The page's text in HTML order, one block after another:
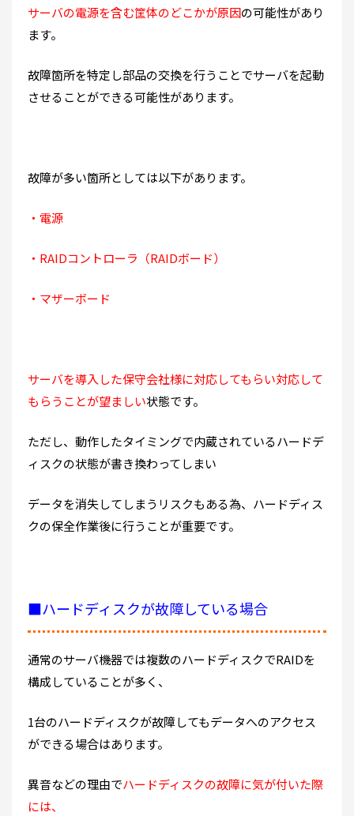
サーバの電源を含む筐体のどこかが原因の可能性があり
ます。
故障箇所を特定し部品の交換を行うことでサーバを起動
させることができる可能性があります。
故障が多い箇所としては以下があります。
・電源
・RAIDコントローラ（RAIDボード）
・マザーボード
サーバを導入した保守会社様に対応してもらい対応して
もらうことが望ましい状態です。
ただし、動作したタイミングで内蔵されているハードデ
ィスクの状態が書き換わってしまい
データを消失してしまうリスクもある為、ハードディス
クの保全作業後に行うことが重要です。
■ハードディスクが故障している場合
通常のサーバ機器では複数のハードディスクでRAIDを
構成していることが多く、
1台のハードディスクが故障してもデータへのアクセス
ができる場合はあります。
異音などの理由でハードディスクの故障に気が付いた際
には、